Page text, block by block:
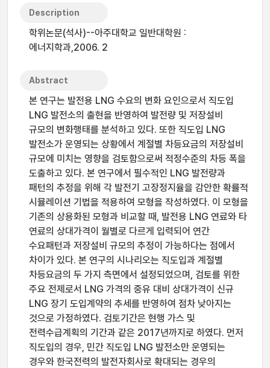
Description
학위논문(석사)--아주대학교 일반대학원 :
에너지학과,2006. 2
Abstract
본 연구는 발전용 LNG 수요의 변화 요인으로서 직도입
LNG 발전소의 출현을 반영하여 발전량 및 저장설비
규모의 변화행태를 분석하고 있다. 또한 직도입 LNG
발전소가 운영되는 상황에서 계절별 차등요금의 저장설비
규모에 미치는 영향을 검토함으로써 적정수준의 차등 폭을
도출하고 있다. 본 연구에서 필수적인 LNG 발전량과
패턴의 추정을 위해 각 발전기 고장정지율을 감안한 확률적
시뮬레이션 기법을 적용하여 모형을 작성하였다. 이 모형을
기존의 상용화된 모형과 비교할 때, 발전용 LNG 연료와 타
연료의 상대가격이 월별로 다르게 입력되어 연간
수요패턴과 저장설비 규모의 추정이 가능하다는 점에서
차이가 있다. 본 연구의 시나리오는 직도입과 계절별
차등요금의 두 가지 측면에서 설정되었으며, 검토를 위한
주요 전제로서 LNG 가격의 중유 대비 상대가격이 신규
LNG 장기 도입계약의 추세를 반영하여 점차 낮아지는
것으로 가정하였다. 검토기간은 현행 가스 및
전력수급계획의 기간과 같은 2017년까지로 하였다. 먼저
직도입의 경우, 민간 직도입 LNG 발전소만 운영되는
경우와 한국전력의 발전자회사로 확대되는 경우의